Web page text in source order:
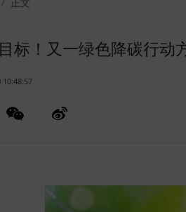
标！又一绿色降碳行动
10:48:57